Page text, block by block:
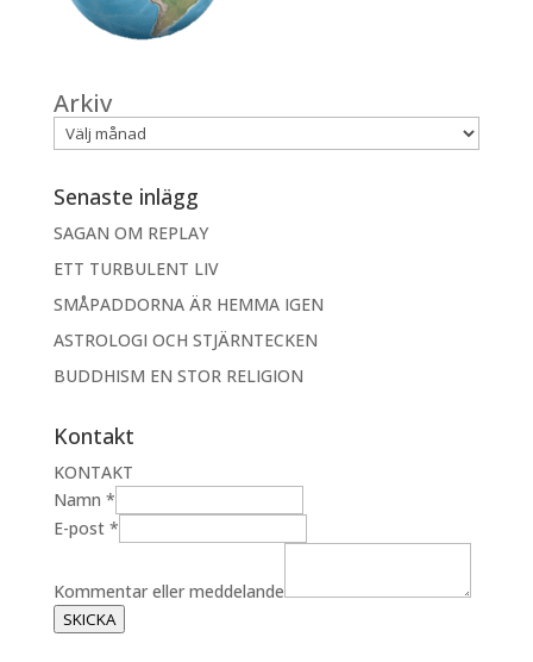
Arkiv
Senaste inlägg
SAGAN OM REPLAY
ETT TURBULENT LIV
SMÅPADDORNA ÄR HEMMA IGEN
ASTROLOGI OCH STJÄRNTECKEN
BUDDHISM EN STOR RELIGION
Kontakt
KONTAKT
Namn *
e
l
e
r
E-post *
Kommentar eller meddelande
SKICKA